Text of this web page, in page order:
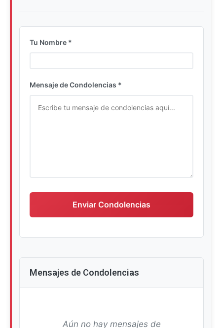
Tu Nombre *
Mensaje de Condolencias *
Enviar Condolencias
Mensajes de Condolencias
Aún no hay mensajes de